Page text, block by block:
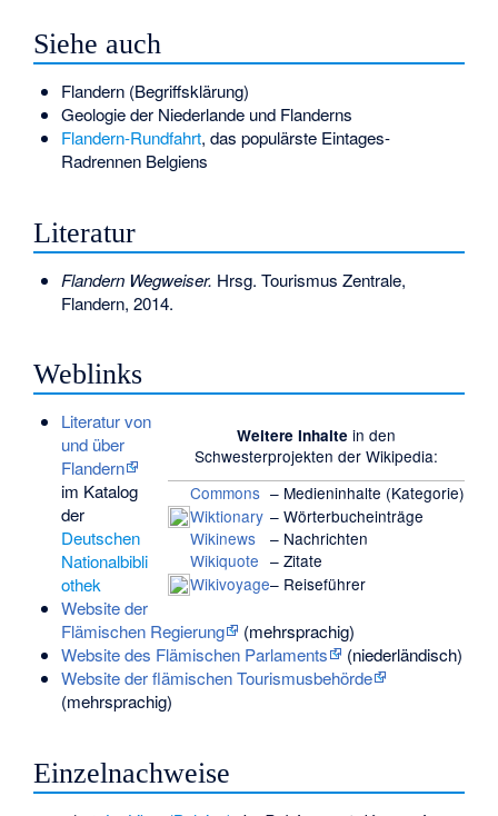
Siehe auch
Flandern (Begriffsklärung)
Geologie der Niederlande und Flanderns
Flandern-Rundfahrt, das populärste Eintages-
Radrennen Belgiens
Literatur
Flandern Wegweiser. Hrsg. Tourismus Zentrale,
Flandern, 2014.
Weblinks
Weitere Inhalte in den
Schwesterprojekten der Wikipedia:
Commons – Medieninhalte (Kategorie)
Wiktionary – Wörterbucheinträge
Wikinews
– Nachrichten
Wikiquote – Zitate
Wikivoyage– Reiseführer
Literatur von
und über
Flandern
im Katalog
der
Deutschen
Nationalbibli
othek
Website der
Flämischen Regierung
(mehrsprachig)
Website des Flämischen Parlaments
(niederländisch)
Website der flämischen Tourismusbehörde
(mehrsprachig)
Einzelnachweise